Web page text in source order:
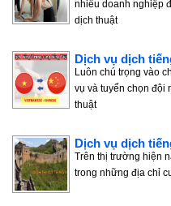
nhiều doanh nghiệp
dịch thuật
Dịch vụ dịch
Luôn chú trọng vào
vụ và tuyển chọn đội
thuật
Dịch vụ dịch
Trên thị trường hiện
trong những địa chỉ